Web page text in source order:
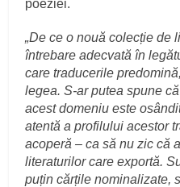
poeziei.
„De ce o nouă colecție de
întrebare adecvată în
care traducerile
legea. S-ar putea spune
acest domeniu este
atentă a profilului acestor
acoperă – ca să nu zic că
literaturilor care exportă.
puțin cărțile nominalizate,